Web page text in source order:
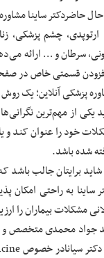
حاضردکتر ساینا
ارتوپدی، چشم پزشکی،
سرطان و … ارائه
قسمتی خاص در صفحه
پزشکی آنلاین؛ یک
یکی از مهم‌ترین
خود را عنوان کند و
شده باشد.
شاید برایتان جالب
ساینا به راحتی امکان
مشکلات بیماران را
جواد محمدی متخصص و